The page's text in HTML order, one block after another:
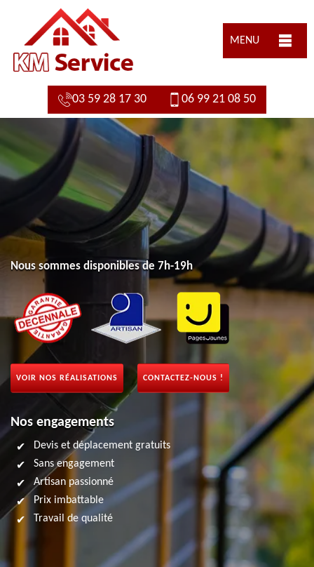
MENU
03 59 28 17 30 06 99 21 08 50
Nous sommes disponibles de 7h-19h
VOIR NOS RÉALISATIONS CONTACTEZ-NOUS !
Nos engagements
Devis et déplacement gratuits
Sans engagement
Artisan passionné
Prix imbattable
Travail de qualité